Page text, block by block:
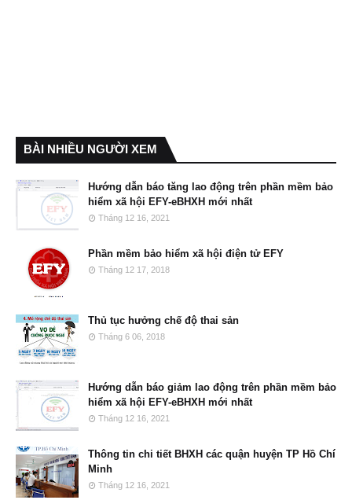
BÀI NHIỀU NGƯỜI XEM
Hướng dẫn báo tăng lao động trên phần mềm bảo
hiểm xã hội EFY-eBHXH mới nhất
Tháng 12 16, 2021
Phần mềm bảo hiểm xã hội điện tử EFY
Tháng 12 17, 2018
Thủ tục hưởng chế độ thai sản
Tháng 6 06, 2018
Hướng dẫn báo giảm lao động trên phần mềm bảo
hiểm xã hội EFY-eBHXH mới nhất
Tháng 12 16, 2021
Thông tin chi tiết BHXH các quận huyện TP Hồ Chí
Minh
Tháng 12 16, 2021